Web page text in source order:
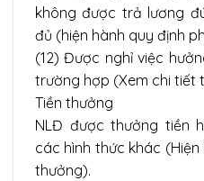
không được trả lương
đủ (hiện hành quy định
(12) Được nghỉ việc
trường hợp (Xem chi tiết
Tiền thưởng
NLĐ được thưởng tiền
các hình thức khác
thưởng).